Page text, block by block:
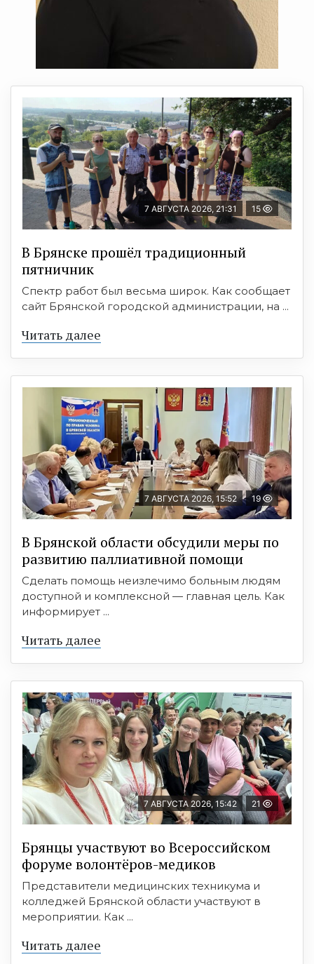
7 АВГУСТА 2026, 21:31 15
В Брянске прошёл традиционный
пятничник
Спектр работ был весьма широк. Как сообщает
сайт Брянской городской администрации, на ...
Читать далее
7 АВГУСТА 2026, 15:52 19
В Брянской области обсудили меры по
развитию паллиативной помощи
Сделать помощь неизлечимо больным людям
доступной и комплексной — главная цель. Как
информирует ...
Читать далее
7 АВГУСТА 2026, 15:42 21
Брянцы участвуют во Всероссийском
форуме волонтёров-медиков
Представители медицинских техникума и
колледжей Брянской области участвуют в
мероприятии. Как ...
Читать далее